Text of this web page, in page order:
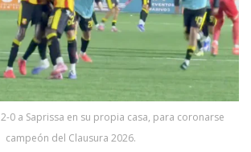
0 a Saprissa en su propia casa, para coronarse
campeón del Clausura 2026.